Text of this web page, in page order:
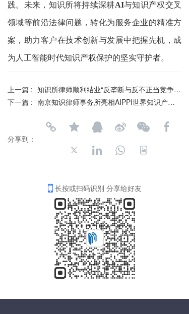
践。未来，知识所将持续深耕AI与知识产权交叉
领域等前沿法律问题，转化为服务企业的精准方
案，助力客户在技术创新与发展中把握先机，成
为人工智能时代知识产权保护的坚实守护者。
上一篇 : 知识所律师顺利结业“反垄断与反不正当竞争律师领军人才研修班”
下一篇 : 南京知识律师事务所亮相AIPPI世界知识产权大会，深化国际知识产权合作
分享到：
长按或扫码识别 分享给好友